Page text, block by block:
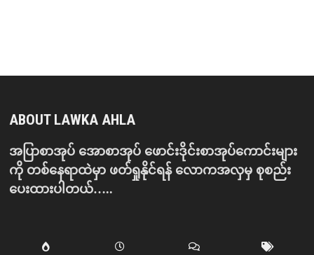
ABOUT LAWKA AHLA
အပြာစာအုပ် အောစာအုပ် ဖောင်းဒိုင်းစာအုပ်ကောင်းများ
ကို တစ်နေရာထဲမှာ ဖတ်ရှုနိုင်ရန် လောကအလှမှ စုစည်း
ပေးထားပါတယ်…..